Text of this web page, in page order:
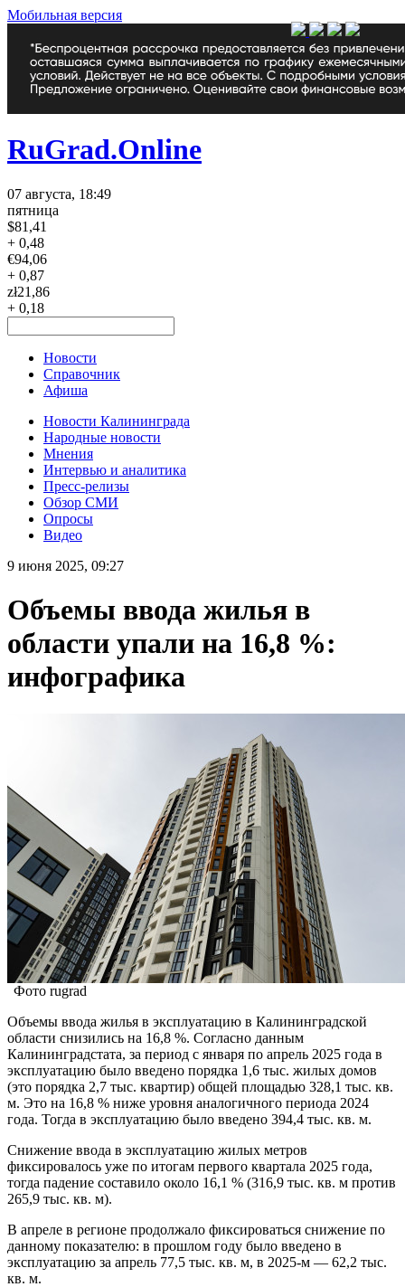
Мобильная версия
RuGrad.Online
07 августа, 18:49
пятница
$81,41
+ 0,48
€94,06
+ 0,87
zł21,86
+ 0,18
Новости
Справочник
Афиша
Новости Калининграда
Народные новости
Мнения
Интервью и аналитика
Пресс-релизы
Обзор СМИ
Опросы
Видео
9 июня 2025, 09:27
Объемы ввода жилья в
области упали на 16,8 %:
инфографика
Фото rugrad
Объемы ввода жилья в эксплуатацию в Калининградской
области снизились на 16,8 %. Согласно данным
Калининградстата, за период с января по апрель 2025 года в
эксплуатацию было введено порядка 1,6 тыс. жилых домов
(это порядка 2,7 тыс. квартир) общей площадью 328,1 тыс. кв.
м. Это на 16,8 % ниже уровня аналогичного периода 2024
года. Тогда в эксплуатацию было введено 394,4 тыс. кв. м.
Снижение ввода в эксплуатацию жилых метров
фиксировалось уже по итогам первого квартала 2025 года,
тогда падение составило около 16,1 % (316,9 тыс. кв. м против
265,9 тыс. кв. м).
В апреле в регионе продолжало фиксироваться снижение по
данному показателю: в прошлом году было введено в
эксплуатацию за апрель 77,5 тыс. кв. м, в 2025-м — 62,2 тыс.
кв. м.